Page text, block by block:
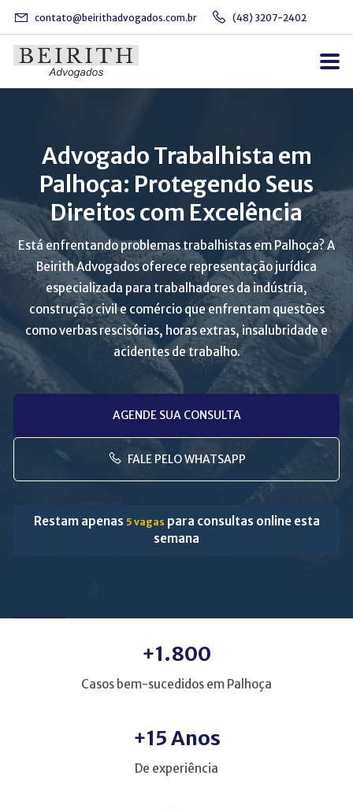
contato@beirithadvogados.com.br (48) 3207-2402
Advogado Trabalhista em
Palhoça: Protegendo Seus
Direitos com Excelência
Está enfrentando problemas trabalhistas em Palhoça? A
Beirith Advogados oferece representação jurídica
especializada para trabalhadores da indústria,
construção civil e comércio que enfrentam questões
como verbas rescisórias, horas extras, insalubridade e
acidentes de trabalho.
AGENDE SUA CONSULTA
FALE PELO WHATSAPP
Restam apenas 5 vagas para consultas online esta
semana
+1.800
Casos bem-sucedidos em Palhoça
+15 Anos
De experiência